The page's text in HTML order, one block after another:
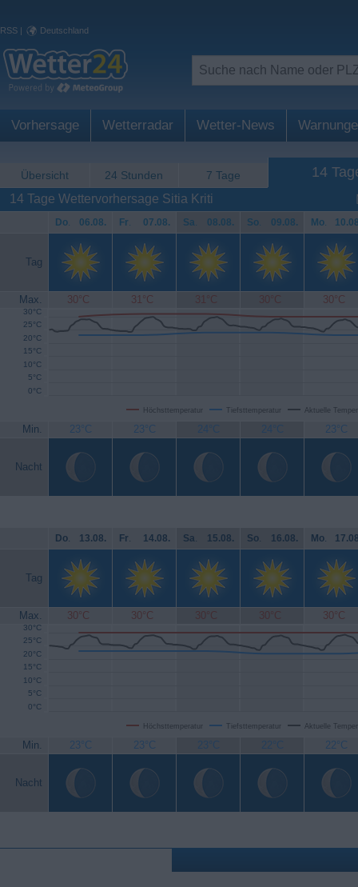
RSS | Deutschland
Vorhersage Wetterradar Wetter-News
Übersicht 24 Stunden 7 Tage 14
14 Tage Wettervorhersage Sitia Kriti
Do. 06.08. Fr. 07.08. Sa. 08.08. So. 09.08. Mo.
Tag
Max. 30°C 31°C 31°C 30°C 30°C
Höchsttemperatur Tiefsttemperatur Aktuelle
0°C
5°C
10°C
15°C
20°C
25°C
30°C
Min. 23°C 23°C 24°C 24°C 23°C
Nacht
Do. 13.08. Fr. 14.08. Sa. 15.08. So. 16.08. Mo.
Tag
Max. 30°C 30°C 30°C 30°C 30°C
Höchsttemperatur Tiefsttemperatur Aktuelle
0°C
5°C
10°C
15°C
20°C
25°C
30°C
Min. 23°C 23°C 23°C 22°C 22°C
Nacht